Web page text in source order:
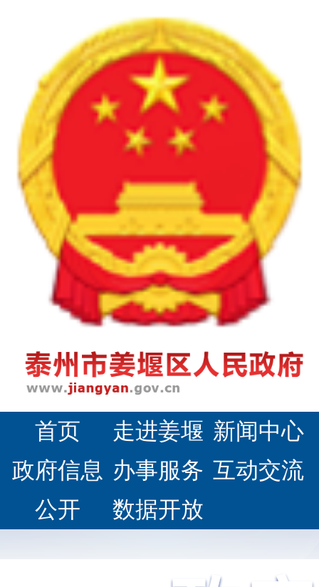
首页 走进姜堰 新闻中心
政府信息
公开
办事服务 互动交流
数据开放